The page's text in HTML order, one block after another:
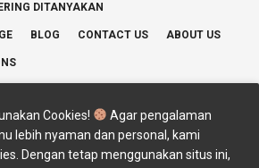
DITANYAKAN
BLOG CONTACT US ABOUT US
Cookies!
Agar pengalaman
lebih nyaman dan personal, kami
Dengan tetap menggunakan situs ini,